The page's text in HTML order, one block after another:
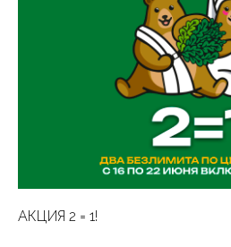
АКЦИЯ 2 = 1!